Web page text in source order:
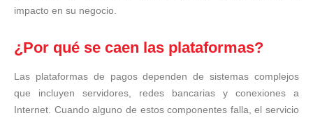
impacto en su negocio.
¿Por qué se caen las plataformas?
Las plataformas de pagos dependen de sistemas complejos
que incluyen servidores, redes bancarias y conexiones a
Internet. Cuando alguno de estos componentes falla, el servicio